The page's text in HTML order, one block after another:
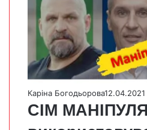
Каріна Богодьорова12.04.2021
СІМ